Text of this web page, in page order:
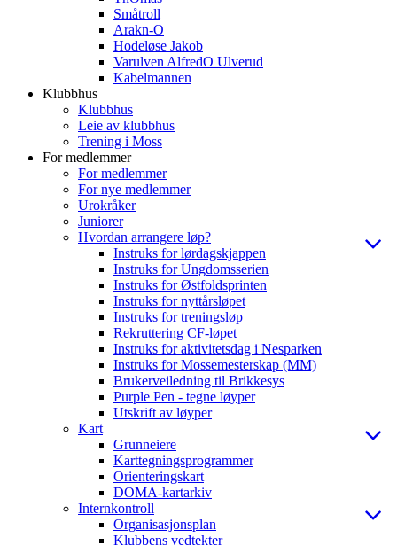
Småtroll
Arakn-O
Hodeløse Jakob
Varulven AlfredO Ulverud
Kabelmannen
Klubbhus
Klubbhus
Leie av klubbhus
Trening i Moss
For medlemmer
For medlemmer
For nye medlemmer
Urokråker
Juniorer
Hvordan arrangere løp?
Instruks for lørdagskjappen
Instruks for Ungdomsserien
Instruks for Østfoldsprinten
Instruks for nyttårsløpet
Instruks for treningsløp
Rekruttering CF-løpet
Instruks for aktivitetsdag i Nesparken
Instruks for Mossemesterskap (MM)
Brukerveiledning til Brikkesys
Purple Pen - tegne løyper
Utskrift av løyper
Kart
Grunneiere
Karttegningsprogrammer
Orienteringskart
DOMA-kartarkiv
Internkontroll
Organisasjonsplan
Klubbens vedtekter